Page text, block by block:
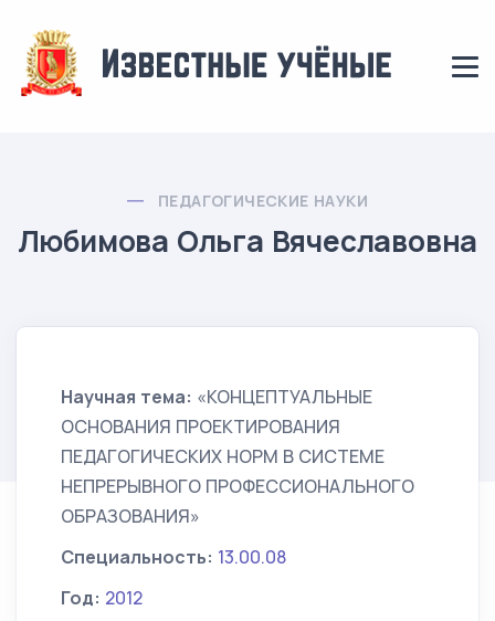
ПЕДАГОГИЧЕСКИЕ НАУКИ
Любимова Ольга Вячеславовна
Научная тема: «КОНЦЕПТУАЛЬНЫЕ
ОСНОВАНИЯ ПРОЕКТИРОВАНИЯ
ПЕДАГОГИЧЕСКИХ НОРМ В СИСТЕМЕ
НЕПРЕРЫВНОГО ПРОФЕССИОНАЛЬНОГО
ОБРАЗОВАНИЯ»
Специальность: 13.00.08
Год: 2012